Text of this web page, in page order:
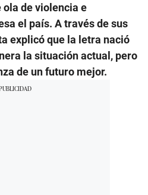
de violencia e
el país. A través de sus
explicó que la letra nació
la situación actual, pero
de un futuro mejor.